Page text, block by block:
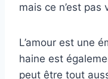
mais ce n’est pas
L’amour est une
haine est
peut être tout